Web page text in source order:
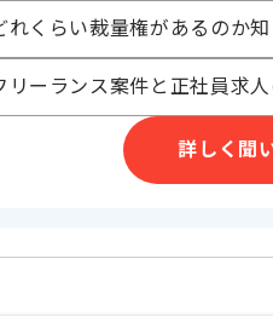
事業、ゲーム事業など
でも有名な事業会社の案件となり
れくらい裁量権があるのか
リーランス案件と正社員求
詳しく聞